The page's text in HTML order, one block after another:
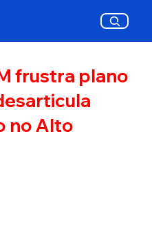
frustra plano
no Alto